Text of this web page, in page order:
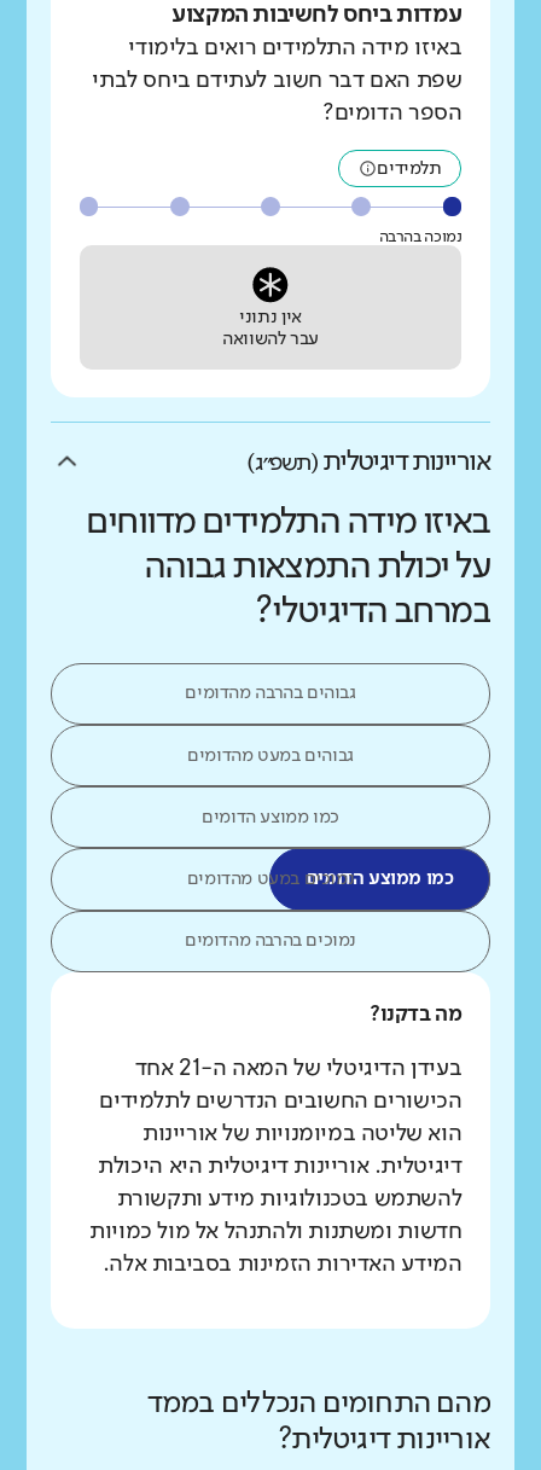
עמדות ביחס לחשיבות המקצוע
באיזו מידה התלמידים רואים בלימודי
שפת האם דבר חשוב לעתידם ביחס לבתי
הספר הדומים?
תלמידים
נמוכה בהרבה
אין נתוני
עבר להשוואה
אוריינות דיגיטלית (תשפ״ג)
באיזו מידה התלמידים מדווחים
על יכולת התמצאות גבוהה
במרחב הדיגיטלי?
גבוהים בהרבה מהדומים
גבוהים במעט מהדומים
כמו ממוצע הדומים
כמו ממוצע הדומיםנמוכים במעט מהדומים
נמוכים בהרבה מהדומים
מה בדקנו?
בעידן הדיגיטלי של המאה ה-21 אחד
הכישורים החשובים הנדרשים לתלמידים
הוא שליטה במיומנויות של אוריינות
דיגיטלית. אוריינות דיגיטלית היא היכולת
להשתמש בטכנולוגיות מידע ותקשורת
חדשות ומשתנות ולהתנהל אל מול כמויות
המידע האדירות הזמינות בסביבות אלה.
מהם התחומים הנכללים בממד
אוריינות דיגיטלית?